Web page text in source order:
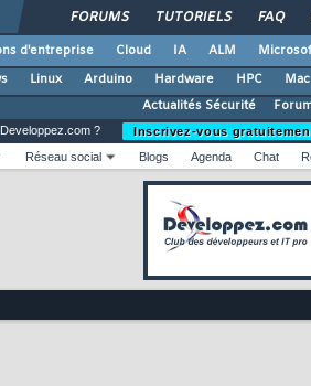
FORUMS TUTORIELS FAQ
d'entreprise Cloud IA ALM
Linux Arduino Hardware HPC Mac
Actualités Sécurité
?
Inscrivez-vous
Réseau social Blogs Agenda Chat